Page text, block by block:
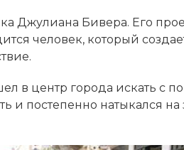
Джулиана Бивера. Его
человек, который
в центр города искать с
и постепенно натыкался на